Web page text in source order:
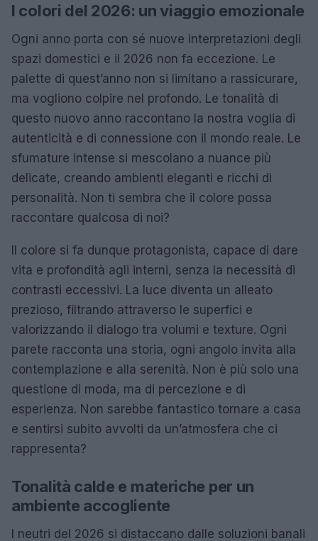
I colori del 2026: un viaggio emozionale
Ogni anno porta con sé nuove interpretazioni degli
spazi domestici e il 2026 non fa eccezione. Le
palette di quest’anno non si limitano a rassicurare,
ma vogliono colpire nel profondo. Le tonalità di
questo nuovo anno raccontano la nostra voglia di
autenticità e di connessione con il mondo reale. Le
sfumature intense si mescolano a nuance più
delicate, creando ambienti eleganti e ricchi di
personalità. Non ti sembra che il colore possa
raccontare qualcosa di noi?
Il colore si fa dunque protagonista, capace di dare
vita e profondità agli interni, senza la necessità di
contrasti eccessivi. La luce diventa un alleato
prezioso, filtrando attraverso le superfici e
valorizzando il dialogo tra volumi e texture. Ogni
parete racconta una storia, ogni angolo invita alla
contemplazione e alla serenità. Non è più solo una
questione di moda, ma di percezione e di
esperienza. Non sarebbe fantastico tornare a casa
e sentirsi subito avvolti da un’atmosfera che ci
rappresenta?
Tonalità calde e materiche per un
ambiente accogliente
I neutri del 2026 si distaccano dalle soluzioni banali